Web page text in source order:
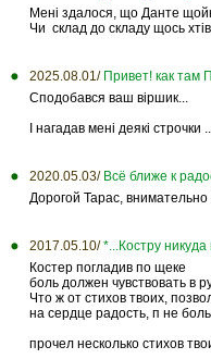
Мені здалося, що Данте
Чи склад до складу щось
2025.08.01/ Привет! как там
Сподобався ваш віршик...
І нагадав мені деякі строчки
2020.05.03/ Всё ближе к
Дорогой Тарас,
2017.05.10/ *...Костру никуда
Костер погладив по щеке
боль должен чувствовать в
Что ж от стихов твоих,
на сердце радость, п не
прочел несколько стихов